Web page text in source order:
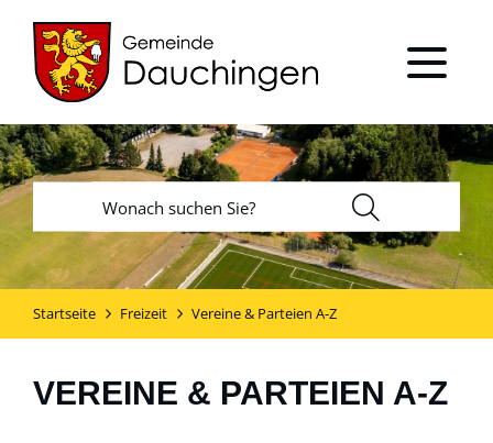
Startseite Freizeit Vereine & Parteien A-Z
VEREINE & PARTEIEN A-Z